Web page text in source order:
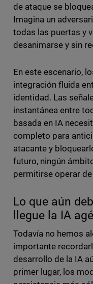
de ataque se
Imagina un
todas las puertas y
desanimarse y sin
En este escenario,
integración fluida
identidad. Las
instantánea entre
basada en IA
completo para
atacante y
futuro, ningún
permitirse operar
Lo que aún
llegue la IA
Todavía no hemos
importante
desarrollo de la IA
primer lugar, los